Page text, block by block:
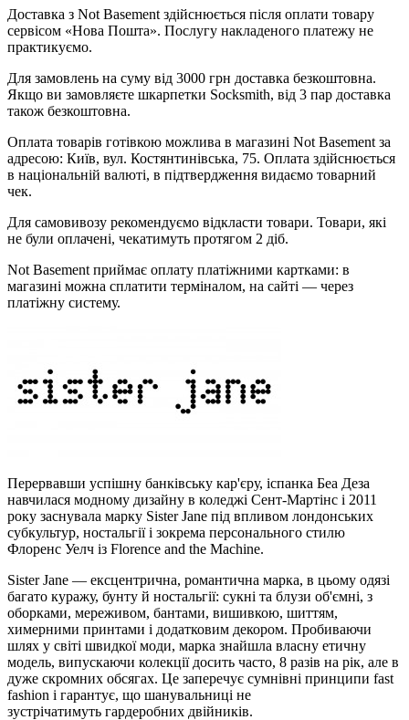
Доставка з Not Basement здійснюється після оплати товару
сервісом «Нова Пошта». Послугу накладеного платежу не
практикуємо.
Для замовлень на суму від 3000 грн доставка безкоштовна.
Якщо ви замовляєте шкарпетки Socksmith, від 3 пар доставка
також безкоштовна.
Оплата товарів готівкою можлива в магазині Not Basement за
адресою: Київ, вул. Костянтинівська, 75. Оплата здійснюється
в національній валюті, в підтвердження видаємо товарний
чек.
Для самовивозу рекомендуємо відкласти товари. Товари, які
не були оплачені, чекатимуть протягом 2 діб.
Not Basement приймає оплату платіжними картками: в
магазині можна сплатити терміналом, на сайті — через
платіжну систему.
Перервавши успішну банківську кар'єру, іспанка Беа Деза
навчилася модному дизайну в коледжі Сент-Мартінс і 2011
року заснувала марку Sister Jane під впливом лондонських
субкультур, ностальгії і зокрема персонального стилю
Флоренс Уелч із Florence and the Machine.
Sister Jane — ексцентрична, романтична марка, в цьому одязі
багато куражу, бунту й ностальгії: сукні та блузи об'ємні, з
оборками, мереживом, бантами, вишивкою, шиттям,
химерними принтами і додатковим декором. Пробиваючи
шлях у світі швидкої моди, марка знайшла власну етичну
модель, випускаючи колекції досить часто, 8 разів на рік, але в
дуже скромних обсягах. Це заперечує сумнівні принципи fast
fashion і гарантує, що шанувальниці не
зустрічатимуть гардеробних двійників.